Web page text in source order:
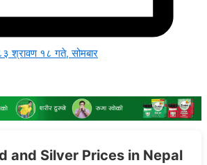
श्रावण १८ गते, सोमबार
and Silver Prices in Nepal